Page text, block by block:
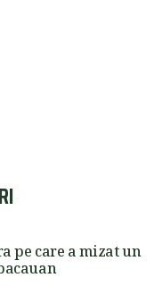
pe care a mizat un